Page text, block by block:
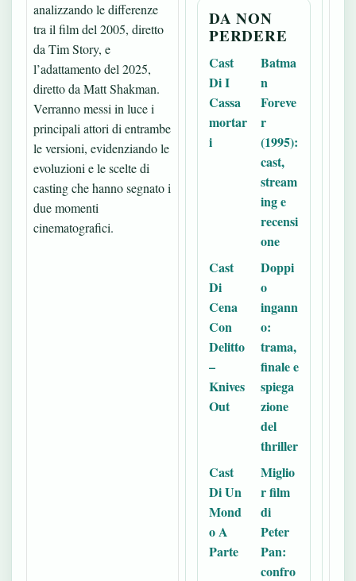
analizzando le differenze
tra il film del 2005, diretto
da Tim Story, e
l’adattamento del 2025,
diretto da Matt Shakman.
Verranno messi in luce i
principali attori di entrambe
le versioni, evidenziando le
evoluzioni e le scelte di
casting che hanno segnato i
due momenti
cinematografici.
DA NON
PERDERE
Cast
Di I
Cassa
mortar
i
Batma
n
Foreve
r
(1995):
cast,
stream
ing e
recensi
one
Cast
Di
Cena
Con
Delitto
–
Knives
Out
Doppi
o
ingann
o:
trama,
finale e
spiega
zione
del
thriller
Cast
Di Un
Mond
o A
Parte
Miglio
r film
di
Peter
Pan:
confro